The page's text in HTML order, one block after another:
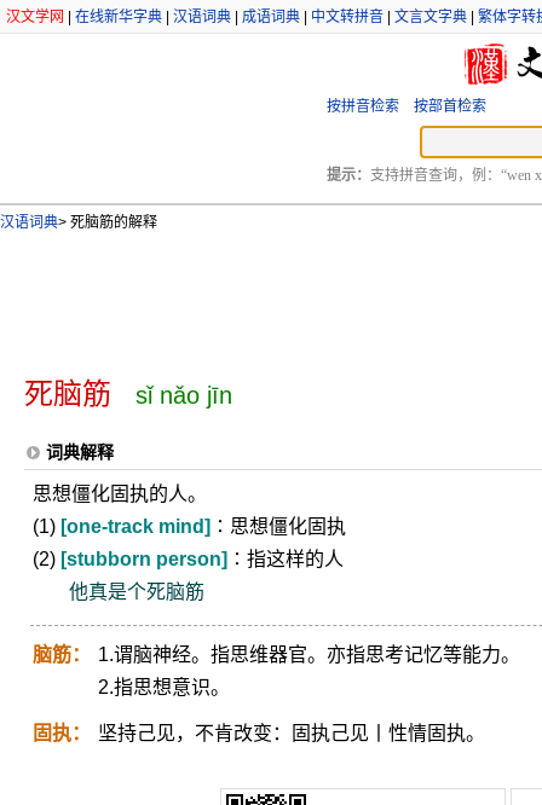
汉文学网 在线新华字典 汉语词典 成语词典 中文转拼音 文言文字典 繁体字转
按拼音检索 按部首检索
提示： 支持拼音查询，例：“wen
汉语词典> 死脑筋的解释
死脑筋 sǐ nǎo jīn
词典解释
思想僵化固执的人。
(1) [one-track mind] ∶思想僵化固执
(2) [stubborn person] ∶指这样的人
他真是个死脑筋
脑筋：
1.谓脑神经。指思维器官。亦指思考记忆等能力。
2.指思想意识。
固执： 坚持己见，不肯改变：固执己见丨性情固执。